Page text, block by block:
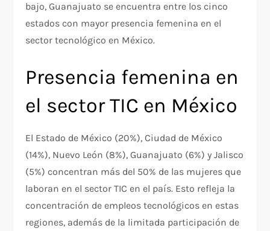
bajo, Guanajuato se encuentra entre los cinco
estados con mayor presencia femenina en el
sector tecnológico en México.
Presencia femenina en
el sector TIC en México
El Estado de México (20%), Ciudad de México
(14%), Nuevo León (8%), Guanajuato (6%) y Jalisco
(5%) concentran más del 50% de las mujeres que
laboran en el sector TIC en el país. Esto refleja la
concentración de empleos tecnológicos en estas
regiones, además de la limitada participación de